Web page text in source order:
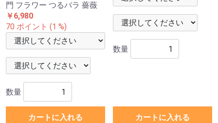
門 フラワー つるバラ 薔薇
￥6,980
70 ポイント (1 %)
数量
カートに入れる
数量
カートに入れる